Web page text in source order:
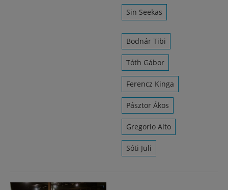
Sin Seekas
Bodnár Tibi
Tóth Gábor
Ferencz Kinga
Pásztor Ákos
Gregorio Alto
Sóti Juli